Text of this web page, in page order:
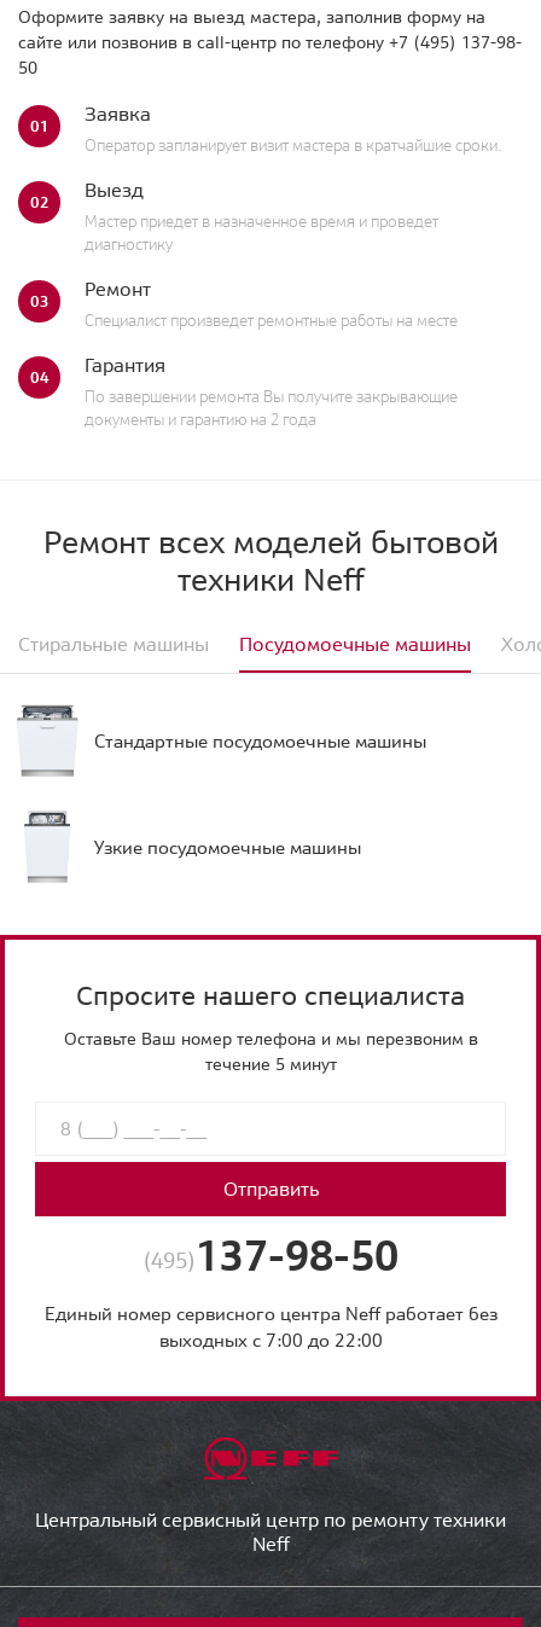
Оформите заявку на выезд мастера, заполнив форму на
сайте или позвонив в call-центр по телефону +7 (495) 137-98-
50
01 Заявка
Оператор запланирует визит мастера в кратчайшие сроки.
02 Выезд
Мастер приедет в назначенное время и проведет
диагностику
03 Ремонт
Специалист произведет ремонтные работы на месте
04 Гарантия
По завершении ремонта Вы получите закрывающие
документы и гарантию на 2 года
Ремонт всех моделей бытовой
техники Neff
Стиральные машины Посудомоечные машины
Стандартные посудомоечные машины
Узкие посудомоечные машины
Спросите нашего специалиста
Оставьте Ваш номер телефона и мы перезвоним в
течение 5 минут
Отправить
(495) 137-98-50
Единый номер сервисного центра Neff работает без
выходных с 7:00 до 22:00
Центральный сервисный центр по ремонту техники
Neff